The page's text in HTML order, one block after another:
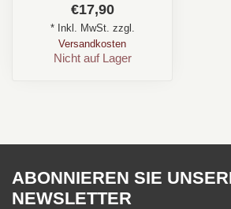
Länge 84mm
€17,90
* Inkl. MwSt. zzgl.
Versandkosten
Nicht auf Lager
ABONNIEREN SIE
NEWSLETTER